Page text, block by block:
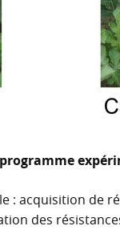
: acquisition de
des